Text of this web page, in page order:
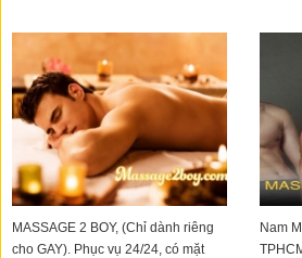
MASSAGE 2 BOY, (Chỉ dành riêng
cho GAY). Phục vụ 24/24, có mặt
Nam